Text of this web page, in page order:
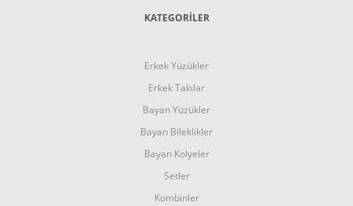
KATEGORİLER
Erkek Yüzükler
Erkek Takılar
Bayan Yüzükler
Bayan Bileklikler
Bayan Kolyeler
Setler
Kombinler